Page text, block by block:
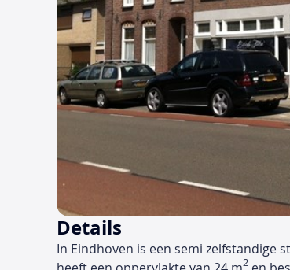
Details
In Eindhoven is een semi zelfstandige
2